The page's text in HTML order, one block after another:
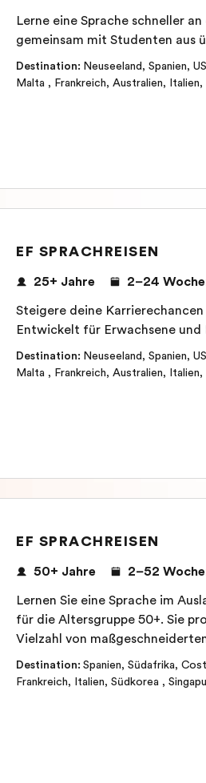
Lerne eine Sprache schneller
gemeinsam mit Studenten aus
Destination: Neuseeland, Spanien,
Malta , Frankreich, Australien, Italien,
EF SPRACHREISEN
25+ Jahre
2–24
Steigere deine
Entwickelt für Erwachsene und
Destination: Neuseeland, Spanien,
Malta , Frankreich, Australien, Italien,
EF SPRACHREISEN
50+ Jahre
2–52
Lernen Sie eine Sprache im
für die Altersgruppe 50+. Sie
Vielzahl von
Destination: Spanien, Südafrika,
Frankreich, Italien, Südkorea ,